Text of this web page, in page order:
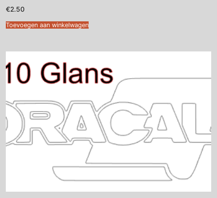
€2.50
Toevoegen aan winkelwagen